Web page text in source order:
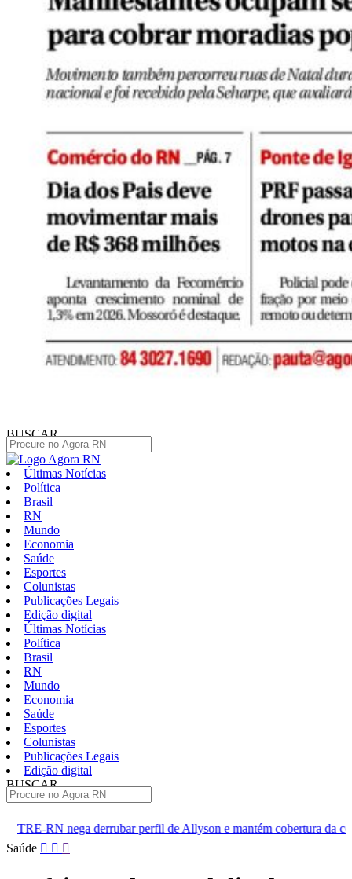
BUSCAR
Últimas Notícias
Política
Brasil
RN
Mundo
Economia
Saúde
Esportes
Colunistas
Publicações Legais
Edição digital
Últimas Notícias
Política
Brasil
RN
Mundo
Economia
Saúde
Esportes
Colunistas
Publicações Legais
Edição digital
BUSCAR
perfil de Allyson e mantém cobertura da convenção
Dupla
Pular
Saúde